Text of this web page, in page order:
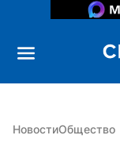
НовостиОбщество